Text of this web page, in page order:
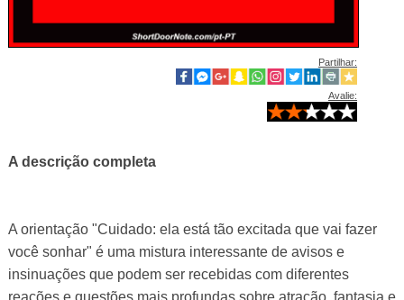
Partilhar:
Avalie:
A descrição completa
A orientação "Cuidado: ela está tão excitada que vai fazer
você sonhar" é uma mistura interessante de avisos e
insinuações que podem ser recebidas com diferentes
reações e questões mais profundas sobre atração, fantasia e